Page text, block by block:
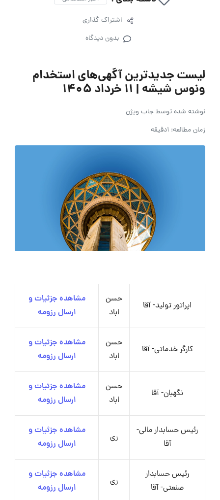
اشتراک گذاری
بدون دیدگاه
لیست جدیدترین آگهی‌های استخدام
ونوس شیشه | ۱۱ خرداد ۱۴۰۵
نوشته شده توسطجاب ویژن
زمان مطالعه: 1دقیقه
اپراتور تولید- آقا
حسن
اباد
مشاهده جزئیات و
ارسال رزومه
کارگر خدماتی- آقا
حسن
اباد
مشاهده جزئیات و
ارسال رزومه
نگهبان- آقا
حسن
اباد
مشاهده جزئیات و
ارسال رزومه
رئیس حسابدار مالی-
آقا
ری
مشاهده جزئیات و
ارسال رزومه
رئیس حسابدار
صنعتی- آقا
ری
مشاهده جزئیات و
ارسال رزومه